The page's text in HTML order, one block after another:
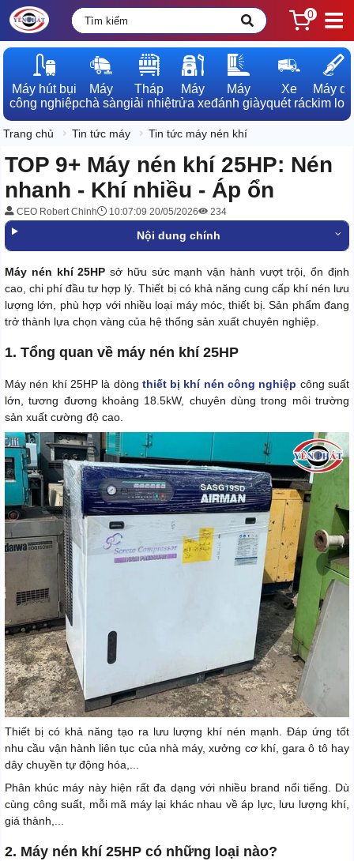
0
Máy hút bụi
công nghiệp
Máy
chà sàn
Tháp
giải nhiệt
Máy
rửa xe
Máy
đánh giày
Xe
quét rác
Máy dò
kim loại
Trang chủ Tin tức máy Tin tức máy nén khí
TOP 9+ Máy nén khí 25HP: Nén
nhanh - Khí nhiều - Áp ổn
CEO Robert Chinh 10:07:09 20/05/2026 234
Nội dung chính
Máy nén khí 25HP sở hữu sức mạnh vận hành vượt trội, ổn định
cao, chi phí đầu tư hợp lý. Thiết bị có khả năng cung cấp khí nén lưu
lượng lớn, phù hợp với nhiều loại máy móc, thiết bị. Sản phẩm đang
trở thành lựa chọn vàng của hệ thống sản xuất chuyên nghiệp.
1. Tổng quan về máy nén khí 25HP
Máy nén khí 25HP là dòng thiết bị khí nén công nghiệp công suất
lớn, tương đương khoảng 18.5kW, chuyên dùng trong môi trường
sản xuất cường độ cao.
Thiết bị có khả năng tạo ra lưu lượng khí nén mạnh. Đáp ứng tốt
nhu cầu vận hành liên tục của nhà máy, xưởng cơ khí, gara ô tô hay
dây chuyền tự động hóa,...
Phân khúc máy này hiện rất đa dạng với nhiều brand nổi tiếng. Dù
cùng công suất, mỗi mã máy lại khác nhau về áp lực, lưu lượng khí,
giá thành,...
2. Máy nén khí 25HP có những loại nào?